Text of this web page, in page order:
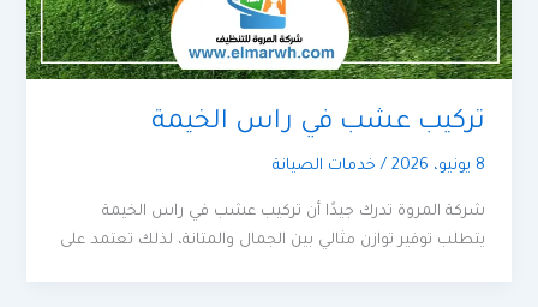
تركيب عشب في راس الخيمة
8 يونيو، 2026 / خدمات الصيانة
شركة المروة تدرك جيدًا أن تركيب عشب في راس الخيمة
يتطلب توفير توازن مثالي بين الجمال والمتانة، لذلك تعتمد على